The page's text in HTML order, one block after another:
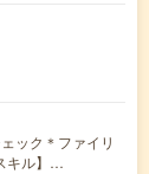
ック＊ファイリ
キル】…